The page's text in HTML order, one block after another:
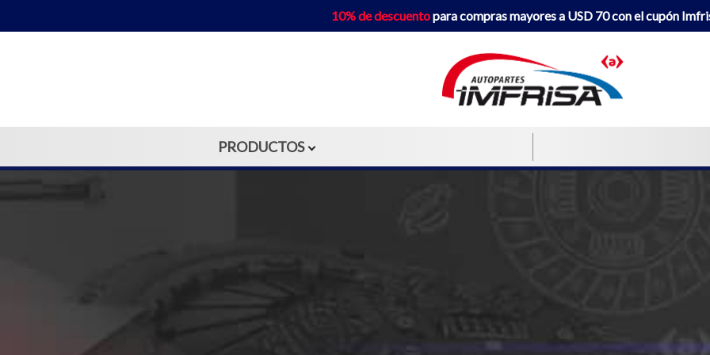
10% de descuentopara compras mayores a USD 70 con el cupón
PRODUCTOS